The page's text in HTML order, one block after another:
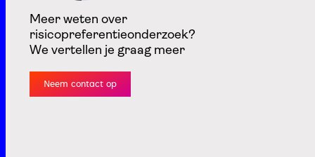
Meer weten over
risicopreferentieonderzoek?
We vertellen je graag meer
Neem contact op